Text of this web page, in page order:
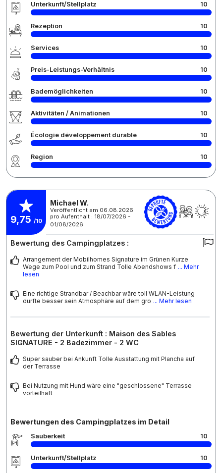
Unterkunft/Stellplatz 10
Rezeption 10
Services 10
Preis-Leistungs-Verhältnis 10
Bademöglichkeiten 10
Aktivitäten / Animationen 10
Écologie développement durable 10
Region 10
9,75 /10
Michael W.
Veröffentlicht am 06.08.2026
pro Aufenthalt : 18/07/2026 -
01/08/2026
Bewertung des Campingplatzes :
Arrangement der Mobilhomes Signature im Grünen Kurze
Wege zum Pool und zum Strand Tolle Abendshows f ... Mehr
lesen
Eine richtige Strandbar / Beachbar wäre toll WLAN-Leistung
dürfte besser sein Atmosphäre auf dem gro ... Mehr lesen
Bewertung der Unterkunft : Maison des Sables
SIGNATURE - 2 Badezimmer - 2 WC
Super sauber bei Ankunft Tolle Ausstattung mit Plancha auf
der Terrasse
Bei Nutzung mit Hund wäre eine "geschlossene" Terrasse
vorteilhaft
Bewertungen des Campingplatzes im Detail
Sauberkeit 10
Unterkunft/Stellplatz 10